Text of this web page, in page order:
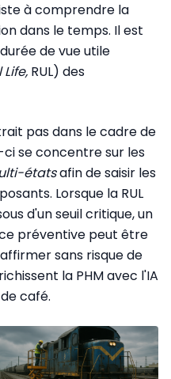
à comprendre la
dans le temps. Il est
de vue utile
RUL) des
pas dans le cadre de
se concentre sur les
étatsafin de saisir les
Lorsque la RUL
d'un seuil critique, un
préventive peut être
sans risque de
la PHM avec l'IA
café.